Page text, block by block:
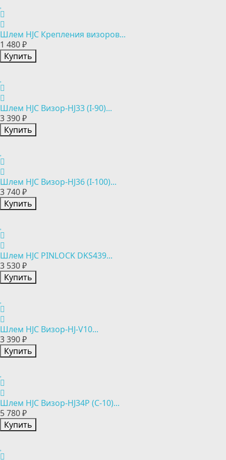
Шлем HJC Крепления визоров...
1 480 ₽
Купить
Шлем HJC Визор-HJ33 (I-90)...
3 390 ₽
Купить
Шлем HJC Визор-HJ36 (I-100)...
3 740 ₽
Купить
Шлем HJC PINLOCK DKS439...
3 530 ₽
Купить
Шлем HJC Визор-HJ-V10...
3 390 ₽
Купить
Шлем HJC Визор-HJ34P (C-10)...
5 780 ₽
Купить